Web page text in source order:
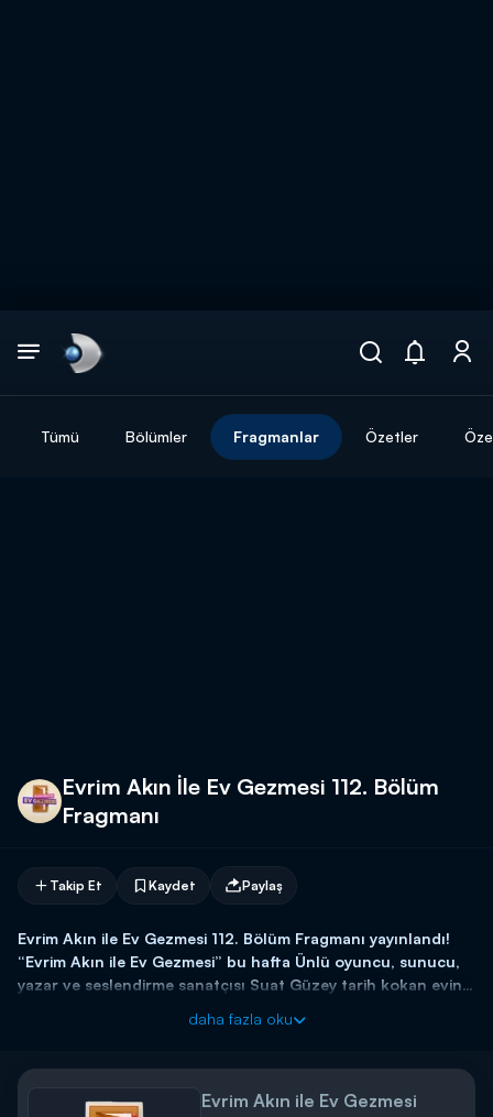
Tümü Bölümler Fragmanlar Özetler
Evrim Akın İle Ev Gezmesi 112. Bölüm
Fragmanı
Takip Et Kaydet Paylaş
Evrim Akın ile Ev Gezmesi 112. Bölüm Fragmanı yayınlandı!
“Evrim Akın ile Ev Gezmesi” bu hafta Ünlü oyuncu, sunucu,
yazar ve seslendirme sanatçısı Suat Güzey tarih kokan evinin
daha fazla oku
Evrim Akın ile Ev Gezmesi